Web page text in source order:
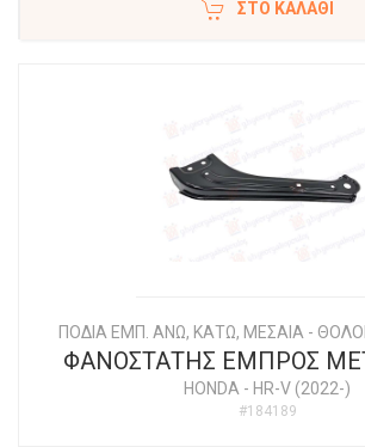
ΣΤΟ ΚΑΛΆΘΙ
ΠΟΔΙΑ ΕΜΠ. ΑΝΩ, ΚΑΤΩ, ΜΕΣΑΙΑ -
ΦΑΝΟΣΤΑΤΗΣ ΕΜΠΡΟΣ
HONDA - HR-V (2022-)
#184189